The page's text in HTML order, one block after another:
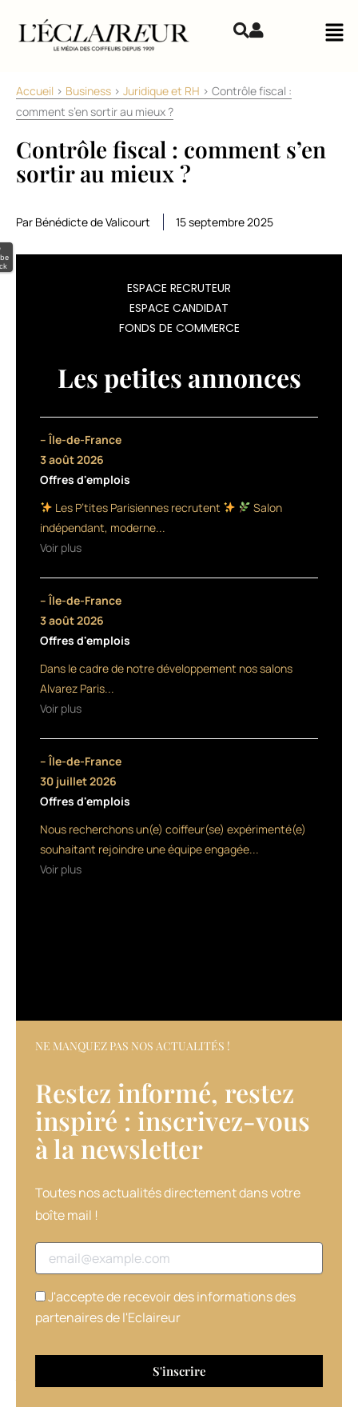
Accueil > Business > Juridique et RH > Contrôle fiscal :
comment s’en sortir au mieux ?
Contrôle fiscal : comment s’en
sortir au mieux ?
Par Bénédicte de Valicourt 15 septembre 2025
L’administration
plus
performante
matière
contrôle
fiscal.
Alors
pour
faire
repérer,
première
bien
comptabilité.
Vérifications
contrôles
Urssaf
ESPACE RECRUTEUR
ESPACE CANDIDAT
FONDS DE COMMERCE
Les petites annonces
– Île-de-France
3 août 2026
Offres d'emplois
Les P’tites Parisiennes recrutent
Salon
indépendant, moderne...
Voir plus
– Île-de-France
3 août 2026
Offres d'emplois
Dans le cadre de notre développement nos salons
Alvarez Paris...
Voir plus
– Île-de-France
30 juillet 2026
Offres d'emplois
Nous recherchons un(e) coiffeur(se) expérimenté(e)
souhaitant rejoindre une équipe engagée...
Voir plus
NE MANQUEZ PAS NOS ACTUALITÉS !
Restez informé, restez
inspiré : inscrivez-vous
à la newsletter​
Toutes nos actualités directement dans votre
boîte mail !
Adresse email
J'accepte de recevoir des informations des
partenaires de l'Eclaireur